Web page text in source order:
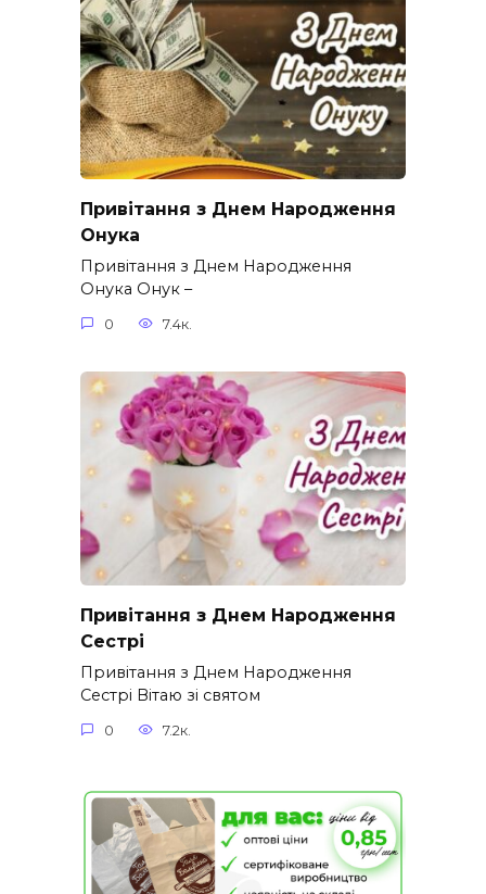
Привітання з Днем Народження
Онука
Привітання з Днем Народження
Онука Онук –
0 7.4к.
Привітання з Днем Народження
Сестрі
Привітання з Днем Народження
Сестрі Вітаю зі святом
0 7.2к.